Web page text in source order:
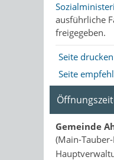
ausführliche
freigegeben.
Seite drucken
Seite
Gemeinde
(Main-